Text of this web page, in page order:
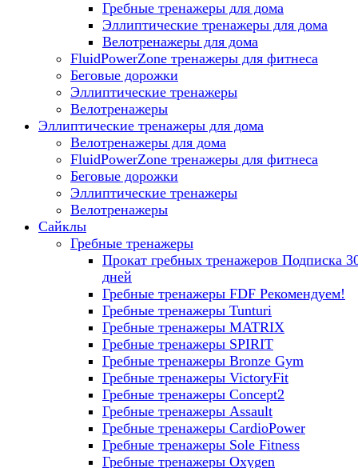
Гребные тренажеры для дома
Эллиптические тренажеры для дома
Велотренажеры для дома
FluidPowerZone тренажеры для фитнеса
Беговые дорожки
Эллиптические тренажеры
Велотренажеры
Эллиптические тренажеры для дома
Велотренажеры для дома
FluidPowerZone тренажеры для фитнеса
Беговые дорожки
Эллиптические тренажеры
Велотренажеры
Сайклы
Гребные тренажеры
Прокат гребных тренажеров Подписка
дней
Гребные тренажеры FDF Рекомендуем!
Гребные тренажеры Tunturi
Гребные тренажеры MATRIX
Гребные тренажеры SPIRIT
Гребные тренажеры Bronze Gym
Гребные тренажеры VictoryFit
Гребные тренажеры Concept2
Гребные тренажеры Assault
Гребные тренажеры CardioPower
Гребные тренажеры Sole Fitness
Гребные тренажеры Oxygen